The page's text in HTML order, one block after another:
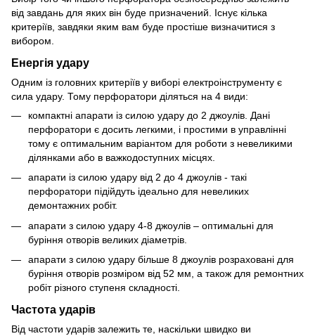
від завдань для яких він буде призначений. Існує кілька
критеріїв, завдяки яким вам буде простіше визначитися з
вибором.
Енергія удару
Одним із головних критеріїв у виборі електроінструменту є
сила удару. Тому перфоратори діляться на 4 види:
компактні апарати із силою удару до 2 джоулів. Дані
перфоратори є досить легкими, і простими в управлінні
тому є оптимальним варіантом для роботи з невеликими
ділянками або в важкодоступних місцях.
апарати із силою удару від 2 до 4 джоулів - такі
перфоратори підійдуть ідеально для невеликих
демонтажних робіт.
апарати з силою удару 4-8 джоулів – оптимальні для
буріння отворів великих діаметрів.
апарати з силою удару більше 8 джоулів розраховані для
буріння отворів розміром від 52 мм, а також для ремонтних
робіт різного ступеня складності.
Частота ударів
Від частоти ударів залежить те, наскільки швидко ви